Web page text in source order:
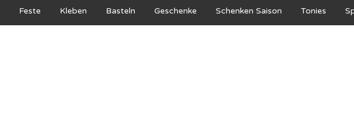
Feste Kleben Basteln Geschenke Schenken Saison Tonies